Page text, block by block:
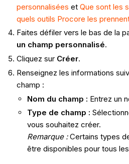
personnalisées et Que sont les
quels outils Procore les
Faites défiler vers le bas de la
un champ personnalisé.
Cliquez sur Créer.
Renseignez les informations
champ :
Nom du champ : Entrez un
Type de champ :
vous souhaitez créer.
Remarque :Certains types
être disponibles pour tous